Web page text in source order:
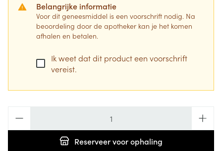
Belangrijke informatie
Voor dit geneesmiddel is een voorschrift nodig. Na
beoordeling door de apotheker kan je het komen
afhalen en betalen.
Ik weet dat dit product een voorschrift
vereist.
Reserveervoor ophaling